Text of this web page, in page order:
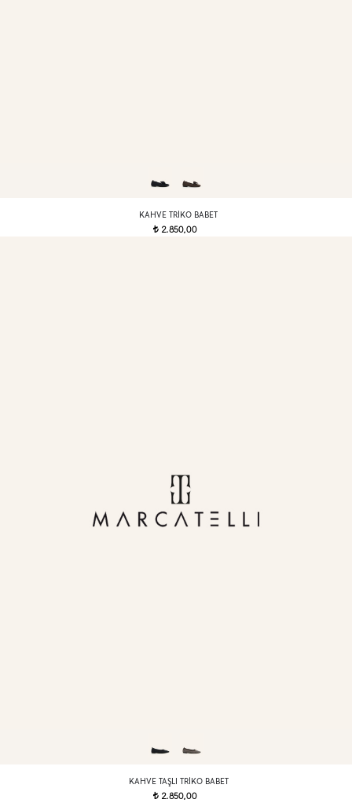
KAHVE TRIKO BABET
t 2.850,00
KAHVE TAŞLI TRIKO BABET
t 2.850,00